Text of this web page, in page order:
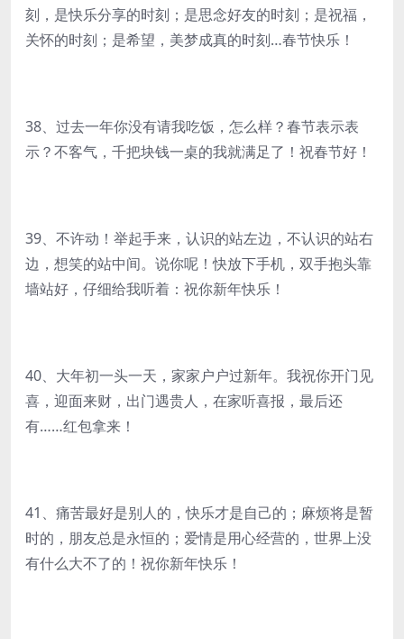
刻，是快乐分享的时刻；是思念好友的时刻；是祝福，
关怀的时刻；是希望，美梦成真的时刻…春节快乐！
38、过去一年你没有请我吃饭，怎么样？春节表示表
示？不客气，千把块钱一桌的我就满足了！祝春节好！
39、不许动！举起手来，认识的站左边，不认识的站右
边，想笑的站中间。说你呢！快放下手机，双手抱头靠
墙站好，仔细给我听着：祝你新年快乐！
40、大年初一头一天，家家户户过新年。我祝你开门见
喜，迎面来财，出门遇贵人，在家听喜报，最后还
有……红包拿来！
41、痛苦最好是别人的，快乐才是自己的；麻烦将是暂
时的，朋友总是永恒的；爱情是用心经营的，世界上没
有什么大不了的！祝你新年快乐！